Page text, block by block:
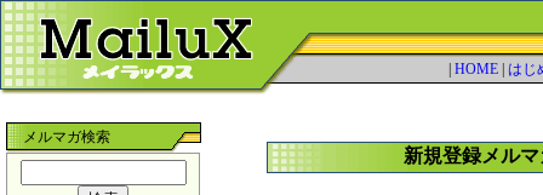
HOME| はじ
メルマガ検索
新規登録メル